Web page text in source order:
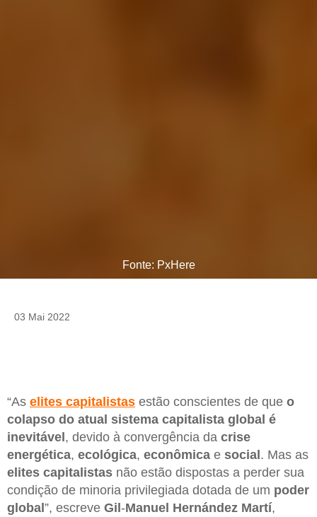
Fonte: PxHere
03 Mai 2022
“As elites capitalistas estão conscientes de que o
colapso do atual sistema capitalista global é
inevitável , devido à convergência da crise
energética, ecológica, econômica e social . Mas as
elites capitalistas não estão dispostas a perder sua
condição de minoria privilegiada dotada de um poder
global ”, escreve Gil -Manuel Hernández Martí,